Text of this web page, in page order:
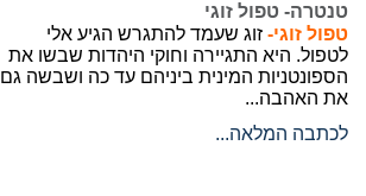
טנטרה- טפול זוגי
טפול זוגי- זוג שעמד להתגרש הגיע אלי
לטפול. היא התגיירה וחוקי היהדות שבשו את
הספונטניות המינית ביניהם עד כה ושבשה גם
את האהבה...
לכתבה המלאה...